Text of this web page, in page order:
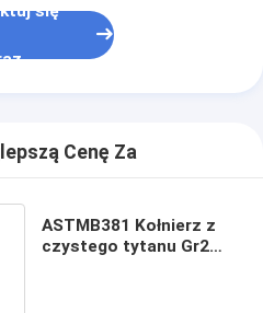
się
Cenę Za
ASTMB381 Kołnierz z
czystego tytanu Gr2